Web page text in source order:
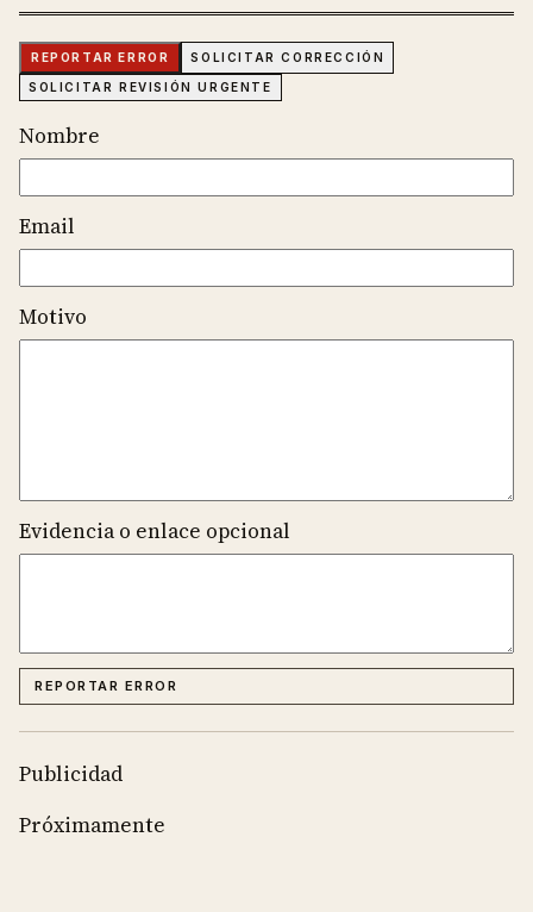
REPORTAR ERROR SOLICITAR CORRECCIÓN
SOLICITAR REVISIÓN URGENTE
Nombre
Email
Motivo
Evidencia o enlace opcional
REPORTAR ERROR
Publicidad
Próximamente